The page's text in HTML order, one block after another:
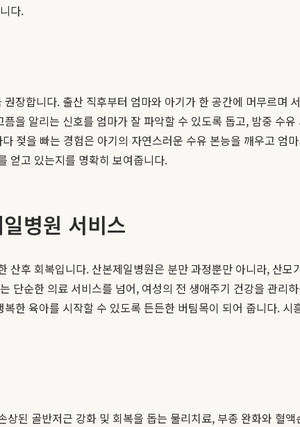
다.
장합니다. 출산 직후부터 엄마와 아기가 한 공간에 머무르며
을 알리는 신호를 엄마가 잘 파악할 수 있도록 돕고, 밤중 수
젖을 빠는 경험은 아기의 자연스러운 수유 본능을 깨우고 엄
얻고 있는지를 명확히 보여줍니다.
병원 서비스
후 회복입니다. 산본제일병원은 분만 과정뿐만 아니라, 산
순한 의료 서비스를 넘어, 여성의 전 생애주기 건강을 관리
한 육아를 시작할 수 있도록 든든한 버팀목이 되어 줍니다. 시
된 골반저근 강화 및 회복을 돕는 물리치료, 부종 완화와 혈